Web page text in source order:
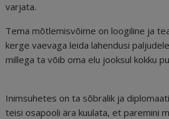
varjata.
Tema mõtlemisvõime on loogiline ja
kerge vaevaga leida lahendusi
millega ta võib oma elu jooksul kokku
Inimsuhetes on ta sõbralik ja
teisi osapooli ära kuulata, et paremini